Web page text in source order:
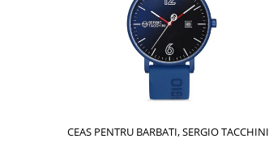
CEAS PENTRU BARBATI, SERGIO TACCHINI